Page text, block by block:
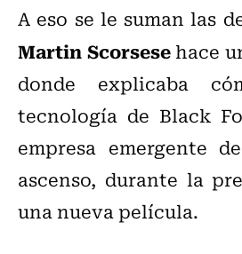
A eso se le suman las
Martin Scorsesehace
donde explicaba
tecnología de Black
empresa emergente
ascenso, durante la
una nueva película.